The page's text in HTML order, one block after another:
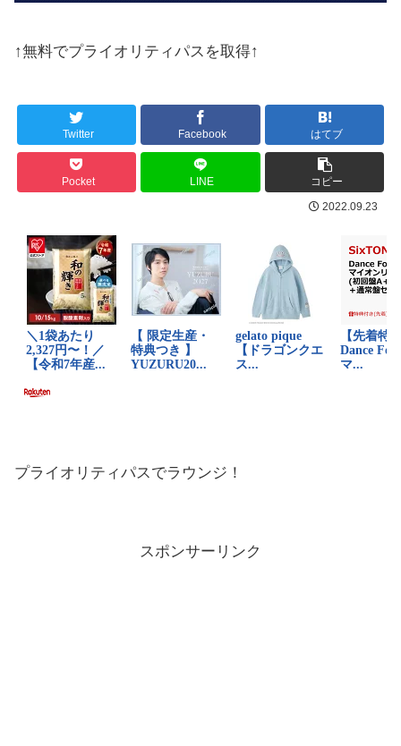
↑無料でプライオリティパスを取得↑
Twitter Facebook はてブ
Pocket LINE
コピー
2022.09.23
プライオリティパスでラウンジ！
スポンサーリンク